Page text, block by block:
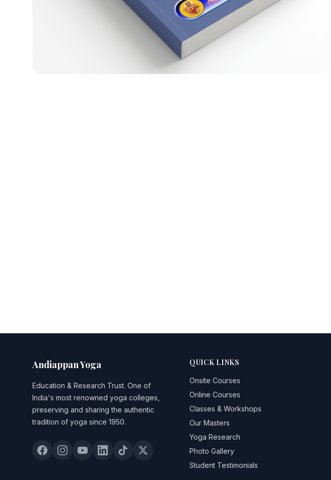
Andiappan Yoga
Education & Research Trust. One of
India's most renowned yoga colleges,
preserving and sharing the authentic
tradition of yoga since 1950.
QUICK LINKS
Onsite Courses
Online Courses
Classes & Workshops
Our Masters
Yoga Research
Photo Gallery
Student Testimonials